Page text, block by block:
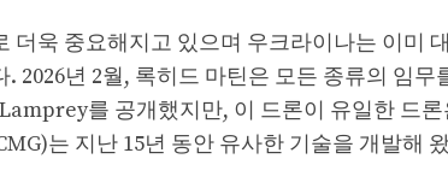
더욱 중요해지고 있으며 우크라이나는 이미
2026년 2월, 록히드 마틴은 모든 종류의 임
를 공개했지만, 이 드론이 유일한 드
는 지난 15년 동안 유사한 기술을 개발해